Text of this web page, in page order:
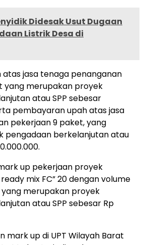
Didesak Usut Dugaan
Listrik Desa di
jasa tenaga penanganan
yang merupakan proyek
atau SPP sebesar
pembayaran upah atas jasa
pekerjaan 9 paket, yang
pengadaan berkelanjutan atau
up pekerjaan proyek
mix FC” 20 dengan volume
yang merupakan proyek
atau SPP sebesar Rp
mark up di UPT Wilayah Barat